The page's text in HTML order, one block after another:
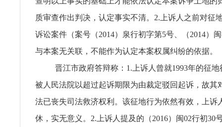
质审查作出判决，认定事实不清。2.上诉人之前对征
诉讼案件（案号（2014）泉行初字第5号、（2014）
与本案无关联，不能作为认定本案权属纠纷的依据。
晋江市政府答辩称：1.上诉人曾就1993年的征
被人民法院以超过起诉期限为由裁定驳回起诉，故其
法已丧失司法救济权利。该征地行为依然有效，上诉
休，实无意义。2.上诉人提及的（2016）闽02行初30